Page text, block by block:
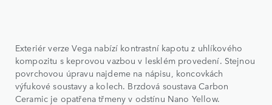
Exteriér verze Vega nabízí kontrastní kapotu z uhlíkového
kompozitu s keprovou vazbou v lesklém provedení. Stejnou
povrchovou úpravu najdeme na nápisu, koncovkách
výfukové soustavy a kolech. Brzdová soustava Carbon
Ceramic je opatřena třmeny v odstínu Nano Yellow.